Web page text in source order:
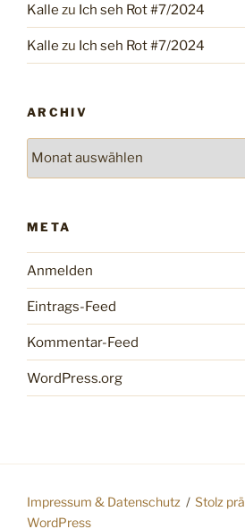
Kalle zu Ich seh Rot #7/2024
Kalle zu Ich seh Rot #7/2024
ARCHIV
Archiv
META
Anmelden
Eintrags-Feed
Kommentar-Feed
WordPress.org
Impressum & Datenschutz
Stolz
WordPress